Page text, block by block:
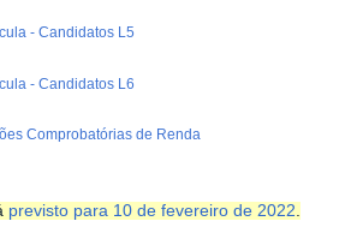
- Candidatos L5
- Candidatos L6
Comprobatórias de Renda
previsto para 10 de fevereiro de 2022